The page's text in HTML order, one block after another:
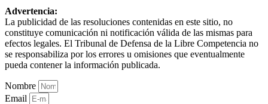
Advertencia:
La publicidad de las resoluciones contenidas en este sitio, no
constituye comunicación ni notificación válida de las mismas para
efectos legales. El Tribunal de Defensa de la Libre Competencia no
se responsabiliza por los errores u omisiones que eventualmente
pueda contener la información publicada.
Nombre
Email